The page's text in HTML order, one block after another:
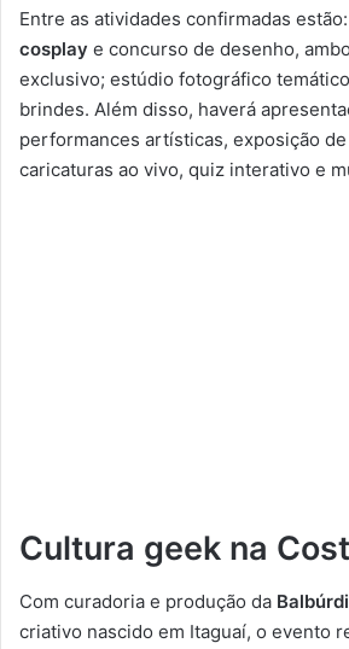
Entre as atividades confirmadas estão:
cosplay e concurso de desenho,
exclusivo; estúdio fotográfico
brindes. Além disso, haverá
performances artísticas, exposição
caricaturas ao vivo, quiz interativo e
Cultura geek na
Com curadoria e produção da
criativo nascido em Itaguaí, o evento